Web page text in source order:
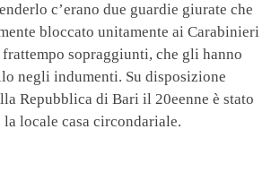
c’erano due guardie giurate che
bloccato unitamente ai Carabinieri
sopraggiunti, che gli hanno
negli indumenti. Su disposizione
Repubblica di Bari il 20eenne è stato
la locale casa circondariale.